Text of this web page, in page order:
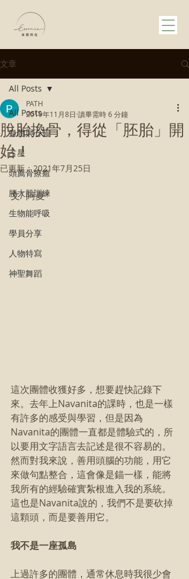
文章
All Posts
身體與心靈
占星
頭薦骨療癒
腰大肌訓練
生物能呼吸
學員分享
人物特寫
神聖舞蹈
All Posts
脫胎換骨，得從「胚胎」開
始！
PATH
2019年11月8日 讀畢需時 6 分鐘
已更新：2021年7月25日
文/ 阿夏
這次團體收獲好多，想要趕快記錄下
來。去年上Navanita的課時，也是一樣
有許多的感受與學習，但是因為
Navanita的團體一直都是體驗式的，所
以要用文字語言去記述是很不容易的。
然而對我來說，善用頭腦的功能，用它
來做句點整合，這會像是錨一樣，能將
我所有的經驗確實紮根進入我的系統。
這也是Navanita說的，我們不是要砍掉
這顆頭，而是要善用它。
我不是一座孤島
上過許多的團體，通常休息時我很少會